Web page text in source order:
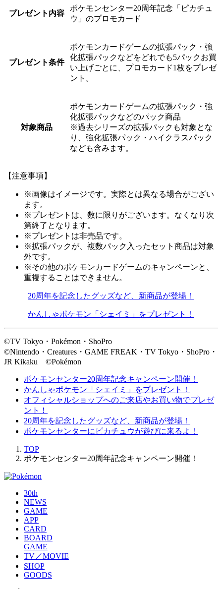
プレゼント内容
ポケモンセンター20周年記念「ピカチュ
ウ」のプロモカード
プレゼント条件
ポケモンカードゲームの拡張パック・強
化拡張パックなどをどれでも5パックお買
い上げごとに、プロモカード1枚をプレゼ
ント。
対象商品
ポケモンカードゲームの拡張パック・強
化拡張パックなどのパック商品
※過去シリーズの拡張パックも対象とな
り、強化拡張パック・ハイクラスパック
なども含みます。
【注意事項】
※画像はイメージです。実際とは異なる場合がござい
ます。
※プレゼントは、数に限りがございます。なくなり次
第終了となります。
※プレゼントは非売品です。
※拡張パックが、複数パック入ったセット商品は対象
外です。
※その他のポケモンカードゲームのキャンペーンと、
重複することはできません。
20周年を記念したグッズなど、新商品が登場！
かんしゃポケモン「シェイミ」をプレゼント！
©TV Tokyo・Pokémon・ShoPro
©Nintendo・Creatures・GAME FREAK・TV Tokyo・ShoPro・
JR Kikaku ©Pokémon
ポケモンセンター20周年記念キャンペーン開催！
かんしゃポケモン「シェイミ」をプレゼント！
オフィシャルショップへのご来店やお買い物でプレゼ
ント！
20周年を記念したグッズなど、新商品が登場！
ポケモンセンターにピカチュウが遊びに来るよ！
TOP
ポケモンセンター20周年記念キャンペーン開催！
30th
NEWS
GAME
APP
CARD
BOARD
GAME
TV／MOVIE
SHOP
GOODS